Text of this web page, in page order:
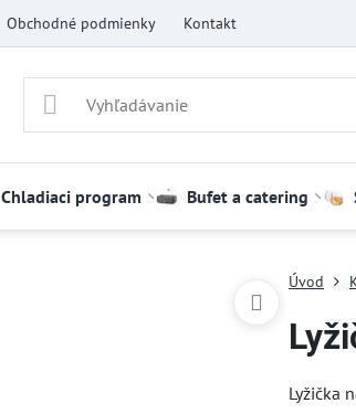
Obchodné podmienky Kontakt
Chladiaci program Bufet a catering
Úvod
Lyžička